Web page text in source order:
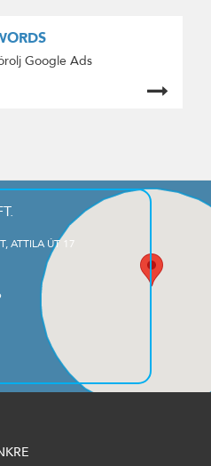
Google Ads
ATTILA ÚT 17